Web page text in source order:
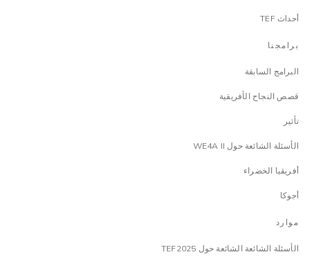
أحداث TEF
برامجنا
البرامج السابقة
قصص النجاح الأفريقية
تأثير
الأسئلة الشائعة حول WE4A II
أفريقيا الخضراء
أجوكا
موارد
الأسئلة الشائعة الشائعة حول TEF2025